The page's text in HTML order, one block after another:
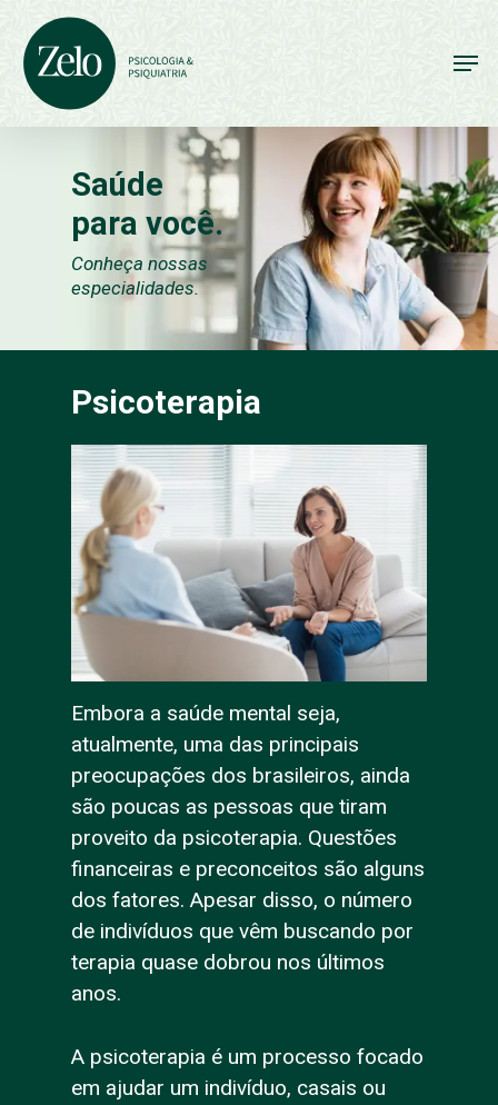
main
content
Saúde
para você.
Conheça nossas
especialidades.
Psicoterapia
Embora a saúde mental seja,
atualmente, uma das principais
preocupações dos brasileiros, ainda
são poucas as pessoas que tiram
proveito da psicoterapia. Questões
financeiras e preconceitos são alguns
dos fatores. Apesar disso, o número
de indivíduos que vêm buscando por
terapia quase dobrou nos últimos
anos.
A psicoterapia é um processo focado
em ajudar um indivíduo, casais ou